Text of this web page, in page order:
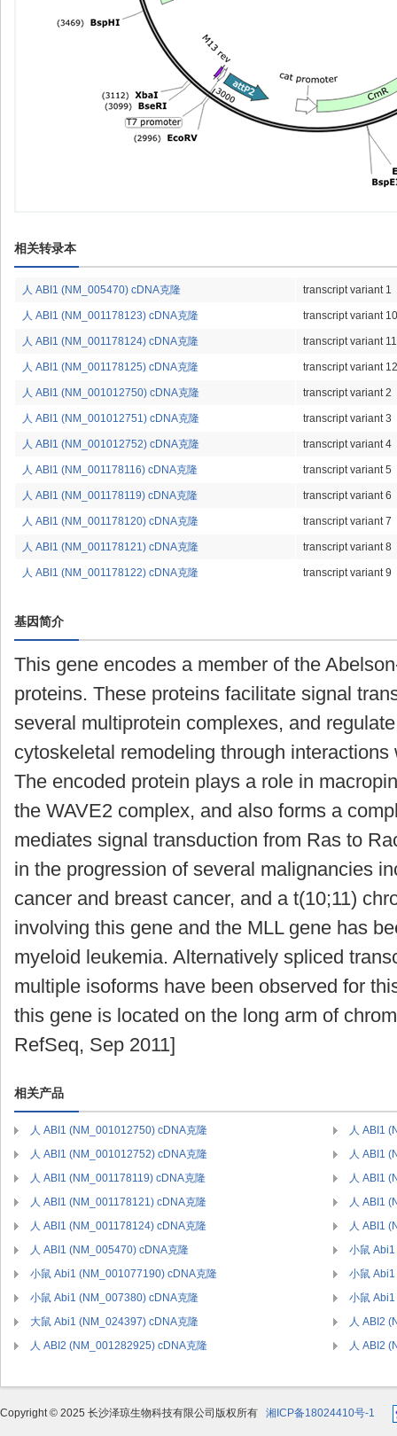
相关转录本
人 ABI1 (NM_005470) cDNA克隆 transcript variant 1
人 ABI1 (NM_001178123) cDNA克隆 transcript variant 10
人 ABI1 (NM_001178124) cDNA克隆 transcript variant 11
人 ABI1 (NM_001178125) cDNA克隆 transcript variant 12
人 ABI1 (NM_001012750) cDNA克隆 transcript variant 2
人 ABI1 (NM_001012751) cDNA克隆 transcript variant 3
人 ABI1 (NM_001012752) cDNA克隆 transcript variant 4
人 ABI1 (NM_001178116) cDNA克隆 transcript variant 5
人 ABI1 (NM_001178119) cDNA克隆 transcript variant 6
人 ABI1 (NM_001178120) cDNA克隆 transcript variant 7
人 ABI1 (NM_001178121) cDNA克隆 transcript variant 8
人 ABI1 (NM_001178122) cDNA克隆 transcript variant 9
基因简介
This gene encodes a member of the
proteins. These proteins facilitate signal
several multiprotein complexes, and
cytoskeletal remodeling through
The encoded protein plays a role in
the WAVE2 complex, and also forms a
mediates signal transduction from Ras to
in the progression of several malignancies
cancer and breast cancer, and a t(10;11)
involving this gene and the MLL gene has
myeloid leukemia. Alternatively spliced
multiple isoforms have been observed for
this gene is located on the long arm of
RefSeq, Sep 2011]
相关产品
人 ABI1 (NM_001012750) cDNA克隆
人 ABI1
人 ABI1 (NM_001012752) cDNA克隆
人 ABI1
人 ABI1 (NM_001178119) cDNA克隆
人 ABI1
人 ABI1 (NM_001178121) cDNA克隆
人 ABI1
人 ABI1 (NM_001178124) cDNA克隆
人 ABI1
人 ABI1 (NM_005470) cDNA克隆
小鼠
小鼠 Abi1 (NM_001077190) cDNA克隆
小鼠
小鼠 Abi1 (NM_007380) cDNA克隆
小鼠
大鼠 Abi1 (NM_024397) cDNA克隆
人 ABI2
人 ABI2 (NM_001282925) cDNA克隆
人 ABI2
Copyright © 2025 长沙泽琼生物科技有限公司版权所有 湘ICP备18024410号-1